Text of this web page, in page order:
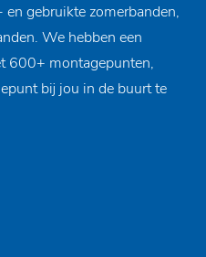
gebruikte zomerbanden,
We hebben een
600+ montagepunten,
bij jou in de buurt te